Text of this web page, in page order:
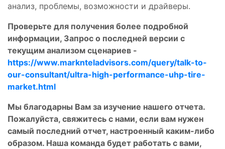
анализ, проблемы, возможности и драйверы.
Проверьте для получения более подробной
информации, Запрос о последней версии с
текущим анализом сценариев -
https://www.marknteladvisors.com/query/talk-to-
our-consultant/ultra-high-performance-uhp-tire-
market.html
Мы благодарны Вам за изучение нашего отчета.
Пожалуйста, свяжитесь с нами, если вам нужен
самый последний отчет, настроенный каким-либо
образом. Наша команда будет работать с вами,